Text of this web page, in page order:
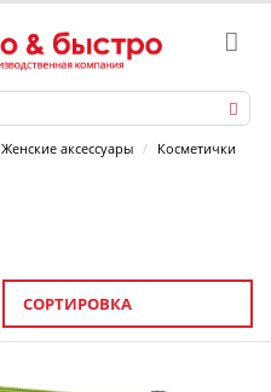
Женские аксессуары Косметички
СОРТИРОВКА